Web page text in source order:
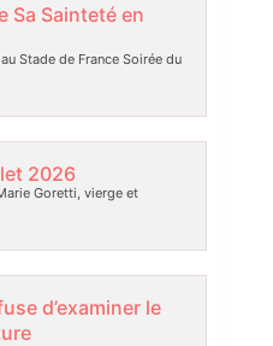
Sa Sainteté en
Stade de France Soirée du
2026
Goretti, vierge et
d’examiner le